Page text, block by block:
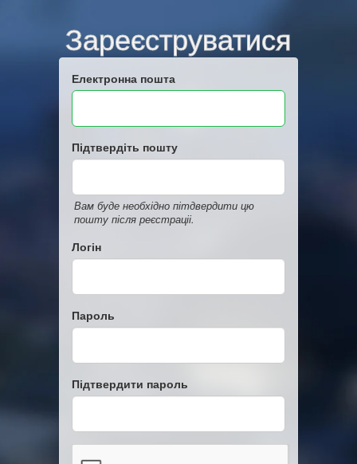
Зареєструватися
Електронна пошта
Підтвердіть пошту
Вам буде необхідно пітдвердити цю
пошту після реєстраціі.
Логін
Пароль
Підтвердити пароль